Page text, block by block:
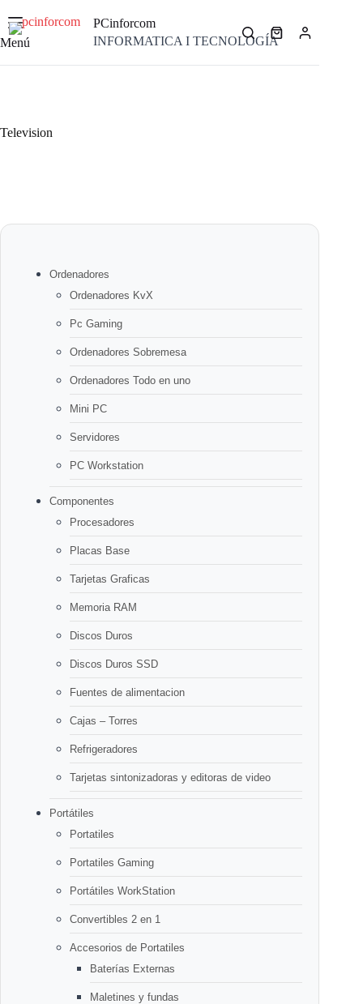
contenido
Menú
PCinforcom
INFORMATICA I TECNOLOGÍACarro
compra
Television
Ordenadores
Ordenadores KvX
Pc Gaming
Ordenadores Sobremesa
Ordenadores Todo en uno
Mini PC
Servidores
PC Workstation
Componentes
Procesadores
Placas Base
Tarjetas Graficas
Memoria RAM
Discos Duros
Discos Duros SSD
Fuentes de alimentacion
Cajas – Torres
Refrigeradores
Tarjetas sintonizadoras y editoras de video
Portátiles
Portatiles
Portatiles Gaming
Portátiles WorkStation
Convertibles 2 en 1
Accesorios de Portatiles
Baterías Externas
Maletines y fundas